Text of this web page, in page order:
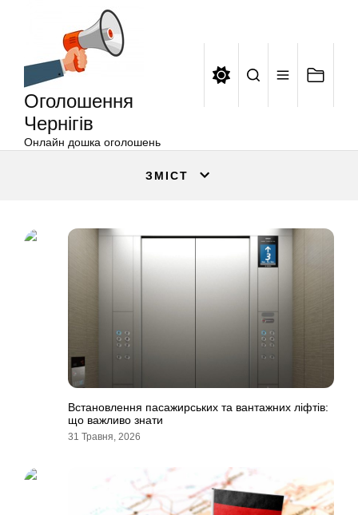
Оголошення
Чернігів
Онлайн дошка оголошень
ЗМІСТ
Встановлення пасажирських та вантажних ліфтів:
що важливо знати
31 Травня, 2026